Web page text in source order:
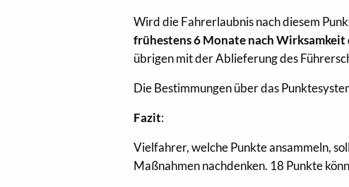
Wird die Fahrerlaubnis nach diesem
frühestens 6 Monate nach
übrigen mit der Ablieferung des
Die Bestimmungen über das
Fazit:
Vielfahrer, welche Punkte ansammeln,
Maßnahmen nachdenken. 18 Punkte